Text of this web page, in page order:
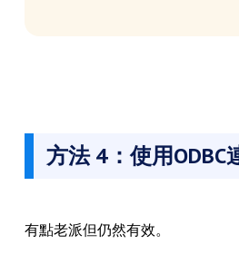
方法 4：使用ODBC
有點老派但仍然有效。